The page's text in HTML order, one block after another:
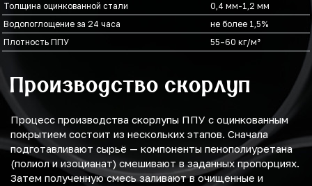
Толщина оцинкованной стали
0,4 мм-1,2 мм
Водопоглощение за 24 часа
не более 1,5%
Плотность ППУ
55–60 кг/м³
Производство скорлуп
Процесс производства скорлупы ППУ с оцинкованным
покрытием состоит из нескольких этапов. Сначала
подготавливают сырьё — компоненты пенополиуретана
(полиол и изоцианат) смешивают в заданных пропорциях.
Затем полученную смесь заливают в очищенные и